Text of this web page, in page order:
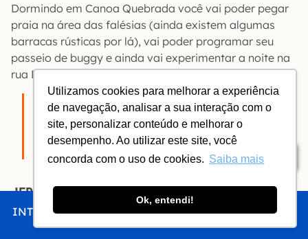
Utilizamos cookies para melhorar a experiência
de navegação, analisar a sua interação com o
site, personalizar conteúdo e melhorar o
desempenho. Ao utilizar este site, você
concorda com o uso de cookies. Saiba mais
Ok, entendi!
INTRO CHEGAR FICAR COMER FAZER
Índice
Dormindo em Canoa Quebrada você vai poder pegar
praia na área das falésias (ainda existem algumas
barracas rústicas por lá), vai poder programar seu
passeio de buggy e ainda vai experimentar a noite na
rua Dragão do Mar (antiga Broadway).
Nossa dica:
Compre um passeio 3 Praias
passa em Morro Branco e Praia das Fontes e leve
sua mala: deixe o passeio ao chegar a Canoa
Quebrada, no início da tarde.
JERICOACOARA EM UM DIA: TURISMO-RETIRANTE
O passeio bate-volta de Fortaleza a Jericoacoara com